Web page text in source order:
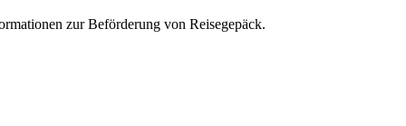
zur Beförderung von Reisegepäck.